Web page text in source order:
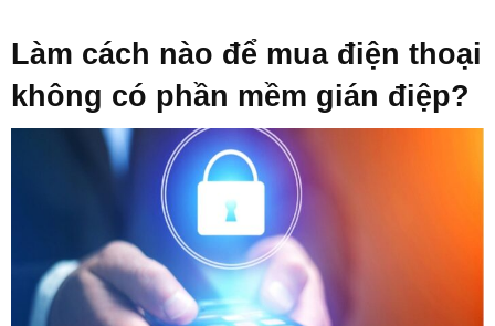
Làm cách nào để mua điện thoại
không có phần mềm gián điệp?